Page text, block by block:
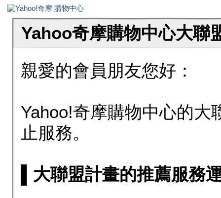
Yahoo奇摩購物中心大聯
親愛的會員朋友您好：
Yahoo!奇摩購物中心的大
止服務。
▌大聯盟計畫的推薦服務